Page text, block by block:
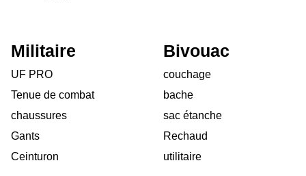
Militaire
UF PRO
Tenue de combat
chaussures
Gants
Ceinturon
Bivouac
couchage
bache
sac étanche
Rechaud
utilitaire